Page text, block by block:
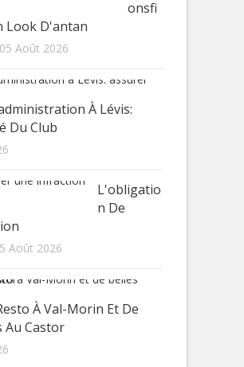
Onsfi
Look D'antan
05 Août 2026
À Lévis:
Du Club
L'obligatio
N De
Août 2026
À Val-Morin Et De
Au Castor